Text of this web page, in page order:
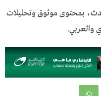
بمحتوى موثوق وتحليلات
والعربي.